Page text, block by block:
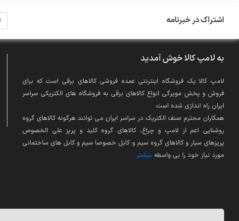
اشتراک در خبرنامه
به لامپ کالا خوش آمدید
لامپ کالا یک فروشگاه اینترنتی عمده فروشی کالاهای برقی است که برای
فروش و پخش مویرگی انواع کالاهای برقی به فروشگاه های الکتریکی سراسر
ایران راه اندازی شده است.
همکاران محترم صنف الکتریک در سراسر ایران می توانند هرگونه کالاهای گروه
روشنایی اعم از لامپ و چراغ، کالاهای گروه کلید و پریز علی الخصوص
پریزهای سیار و کالاهای گروه سیم و کابل خصوصا سیم و کابل های ساختمانی
مورد نیاز خود را بی واسطه بیشتر...